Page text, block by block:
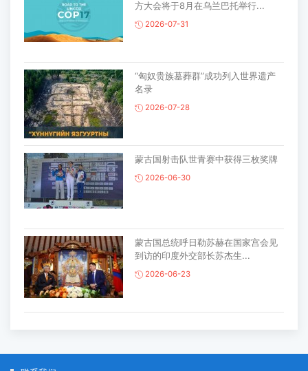
方大会将于8月在乌兰巴托举行...
2026-07-31
“匈奴贵族墓葬群”成功列入世界遗产
名录
2026-07-28
蒙古国射击队世青赛中获得三枚奖牌
2026-06-30
蒙古国总统呼日勒苏赫在国家宫会见
到访的印度外交部长苏杰生...
2026-06-23